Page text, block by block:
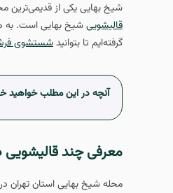
شیخ بهایی یکی از
قالیشوییشیخ بهایی است. به
گرفته‌ایم تا بتوانیدشستشوی
آنچه در این مطلب خواهید
معرفی چند قالیشویی
محله شیخ بهایی استان تهران